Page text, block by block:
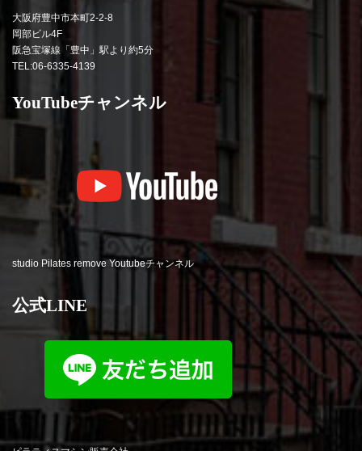
大阪府豊中市本町2-2-8
岡部ビル4F
阪急宝塚線「豊中」駅より約5分
TEL:06-6335-4139
YouTubeチャンネル
studio Pilates remove Youtubeチャンネル
公式LINE